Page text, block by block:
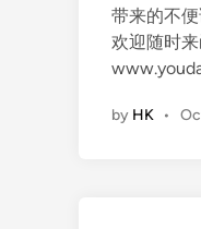
带来的不
欢迎随时
by HK •